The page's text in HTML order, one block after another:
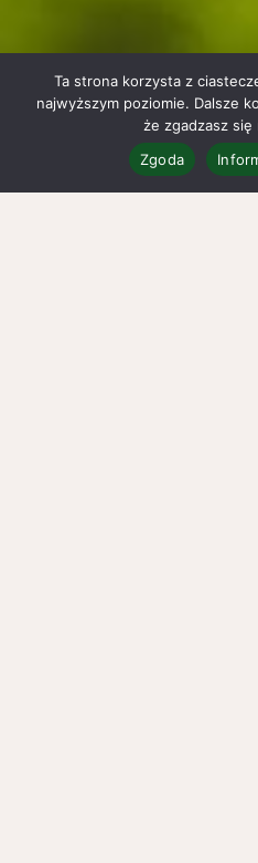
Ta strona korzysta z
najwyższym poziomie. Dalsze
że zgadzasz się
Zgoda